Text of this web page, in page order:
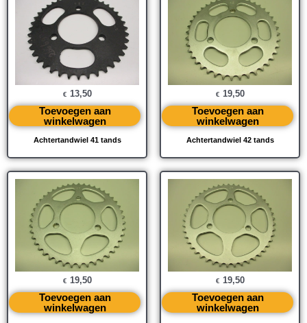
Achtertandwiel 41 tands
€ 13,50
Toevoegen aan
winkelwagen
Achtertandwiel 42 tands
€ 19,50
Toevoegen aan
winkelwagen
€ 19,50
Toevoegen aan
winkelwagen
€ 19,50
Toevoegen aan
winkelwagen